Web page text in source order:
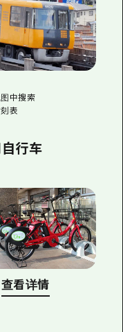
信息
中搜索
表
行车
查看详情